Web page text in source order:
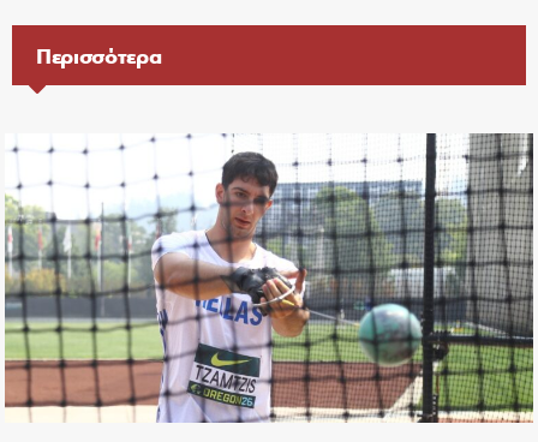
Περισσότερα